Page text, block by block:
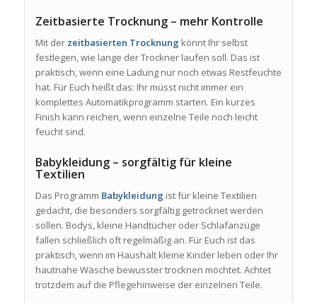
Zeitbasierte Trocknung – mehr Kontrolle
Mit der zeitbasierten Trocknung könnt Ihr selbst
festlegen, wie lange der Trockner laufen soll. Das ist
praktisch, wenn eine Ladung nur noch etwas Restfeuchte
hat. Für Euch heißt das: Ihr müsst nicht immer ein
komplettes Automatikprogramm starten. Ein kurzes
Finish kann reichen, wenn einzelne Teile noch leicht
feucht sind.
Babykleidung – sorgfältig für kleine
Textilien
Das Programm Babykleidung ist für kleine Textilien
gedacht, die besonders sorgfältig getrocknet werden
sollen. Bodys, kleine Handtücher oder Schlafanzüge
fallen schließlich oft regelmäßig an. Für Euch ist das
praktisch, wenn im Haushalt kleine Kinder leben oder Ihr
hautnahe Wäsche bewusster trocknen möchtet. Achtet
trotzdem auf die Pflegehinweise der einzelnen Teile.